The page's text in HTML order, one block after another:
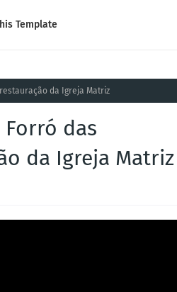
Template
da Igreja Matriz
Forró das
da Igreja Matriz